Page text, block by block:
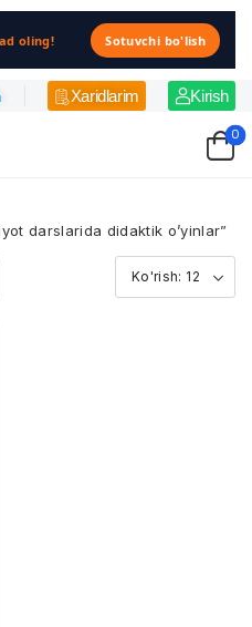
oling! Sotuvchi bo'lish
Xaridlarim Kirish
0
darslarida didaktik o’yinlar”